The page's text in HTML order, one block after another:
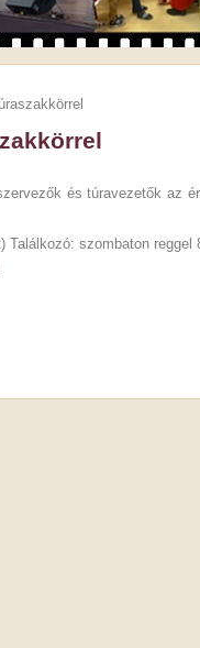
és túravezetők az
Találkozó: szombaton